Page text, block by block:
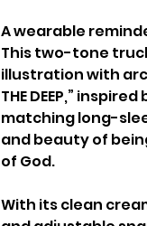
A wearable
This two-tone
illustration with
THE DEEP,”
matching long-
and beauty of
of God.
With its clean